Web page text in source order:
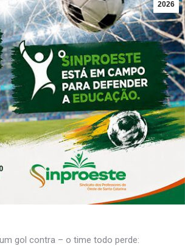
2026
gol contra – o time todo perde: